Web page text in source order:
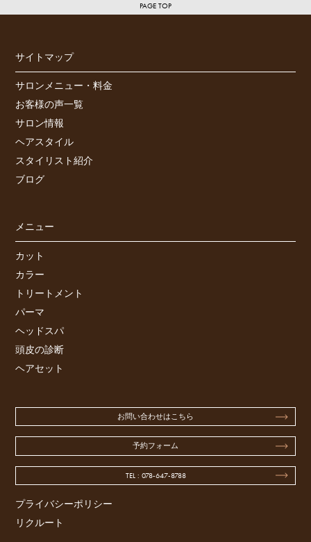
PAGE TOP
サイトマップ
サロンメニュー・料金
お客様の声一覧
サロン情報
ヘアスタイル
スタイリスト紹介
ブログ
メニュー
カット
カラー
トリートメント
パーマ
ヘッドスパ
頭皮の診断
ヘアセット
お問い合わせはこちら
予約フォーム
TEL : 078-647-8788
プライバシーポリシー
リクルート